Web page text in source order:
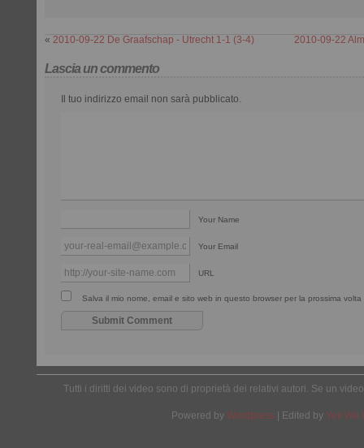
« 2010-09-22 De Graafschap - Utrecht 1-1 (3-4) 2010-09-22
Lascia un commento
Il tuo indirizzo email non sarà pubblicato.
Your Name
Your Email
URL
Salva il mio nome, email e sito web in questo browser per la prossima
Tutti i diritti dei video sono di proprietà dei relativi autori. Se un
Powered by Wordpress | Edited by Yes We